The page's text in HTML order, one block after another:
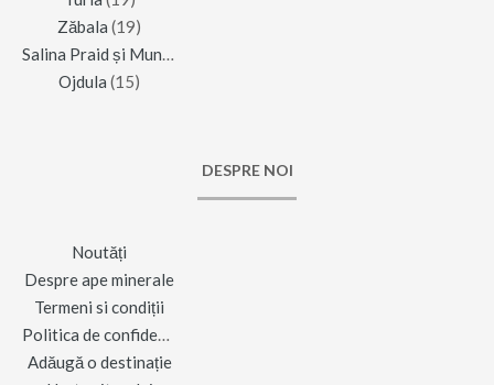
Zăbala (19)
Salina Praid și Muntele de Sare
Ojdula (15)
DESPRE NOI
Noutăți
Despre ape minerale
Termeni si condiții
Politica de confidențialitate
Adăugă o destinație